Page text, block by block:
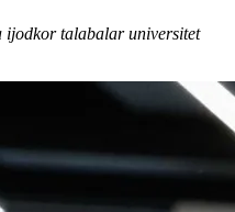
ijodkor talabalar universitet